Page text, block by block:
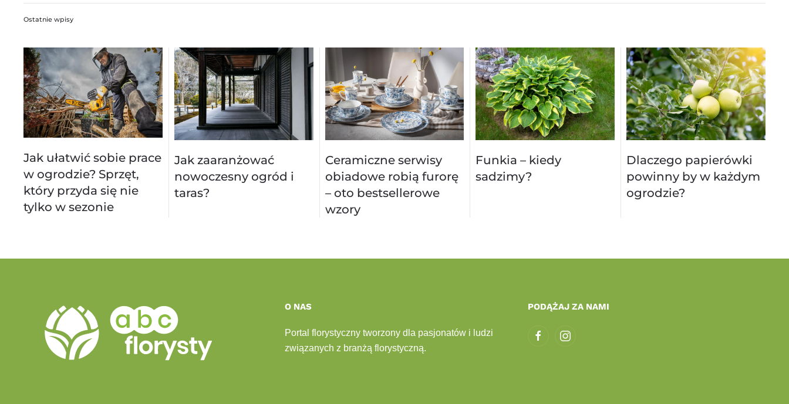
Ostatnie wpisy
Jak ułatwić sobie prace
w ogrodzie? Sprzęt,
który przyda się nie
tylko w sezonie
Jak zaaranżować
nowoczesny ogród i
taras?
Ceramiczne serwisy
obiadowe robią furorę
– oto bestsellerowe
wzory
Funkia – kiedy
sadzimy?
Dlaczego papierówki
powinny by w każdym
ogrodzie?
O NAS
Portal florystyczny tworzony dla pasjonatów i ludzi
związanych z branżą florystyczną.
PODĄŻAJ ZA NAMI